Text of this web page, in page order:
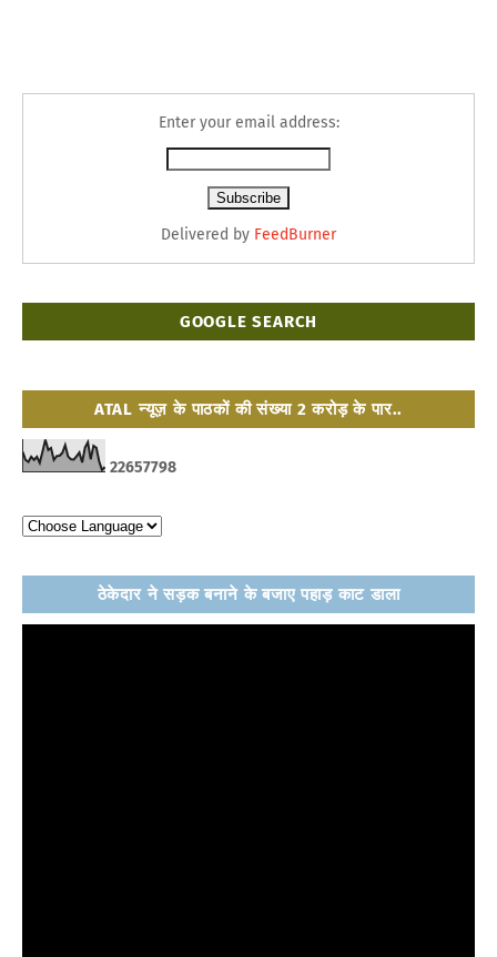
Enter your email address:
Delivered by FeedBurner
GOOGLE SEARCH
ATAL न्यूज़ के पाठकों की संख्या 2 करोड़ के पार..
22657798
ठेकेदार ने सड़क बनाने के बजाए पहाड़ काट डाला